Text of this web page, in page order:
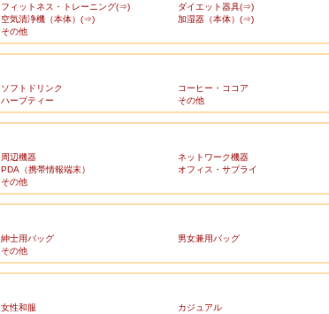
フィットネス・トレーニング(⇒) ダイエット器具(⇒)
空気清浄機（本体）(⇒) 加湿器（本体）(⇒)
その他
ソフトドリンク コーヒー・ココア
ハーブティー その他
周辺機器 ネットワーク機器
PDA（携帯情報端末） オフィス・サプライ
その他
紳士用バッグ 男女兼用バッグ
その他
女性和服 カジュアル